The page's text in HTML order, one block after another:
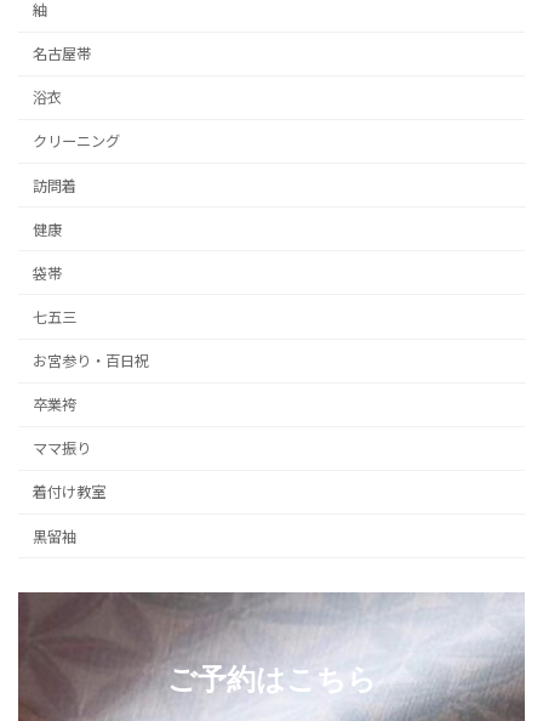
紬
名古屋帯
浴衣
クリーニング
訪問着
健康
袋帯
七五三
お宮参り・百日祝
卒業袴
ママ振り
着付け教室
黒留袖
ご予約はこちら